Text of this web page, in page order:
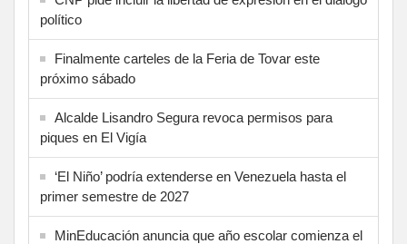
político
Finalmente carteles de la Feria de Tovar este
próximo sábado
Alcalde Lisandro Segura revoca permisos para
piques en El Vigía
‘El Niño’ podría extenderse en Venezuela hasta el
primer semestre de 2027
MinEducación anuncia que año escolar comienza el